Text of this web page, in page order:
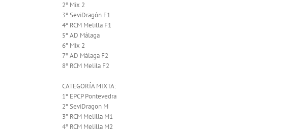
2º Mix 2
3º SeviDragón F1
4º RCM Melilla F1
5º AD Málaga
6º Mix 2
7º AD Málaga F2
8º RCM Melila F2
CATEGORÍA MIXTA:
1º EPCP Pontevedra
2º SeviDragon M
3º RCM Melilla M1
4º RCM Melilla M2